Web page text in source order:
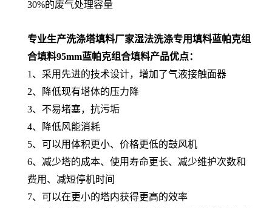
30%的废气处理容量
专业生产洗涤塔填料厂家湿法洗涤专用填料蓝帕克组
合填料95mm蓝帕克组合填料产品优点：
1、采用先进的技术设计，增加了气液接触面器
2、降低现有塔体的压力降
3、不易堵塞，抗污垢
4、降低风能消耗
5、可以用体积更小、价格更低的鼓风机
6、减少塔的成本、使用寿命更长、减少维护次数和
费用、减短停机时间
7、可以在更小的塔内获得更高的效率